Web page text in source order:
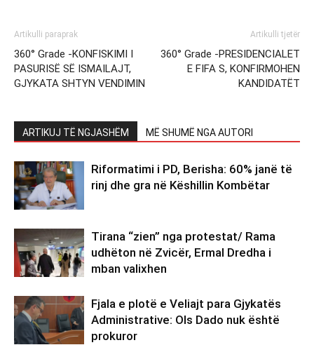
Artikulli paraprak
360° Grade -KONFISKIMI I
PASURISË SË ISMAILAJT,
GJYKATA SHTYN VENDIMIN
Artikulli tjetër
360° Grade -PRESIDENCIALET
E FIFA S, KONFIRMOHEN
KANDIDATËT
ARTIKUJ TË NGJASHËM MË SHUMË NGA AUTORI
Riformatimi i PD, Berisha: 60% janë të
rinj dhe gra në Këshillin Kombëtar
Tirana “zien” nga protestat/ Rama
udhëton në Zvicër, Ermal Dredha i
mban valixhen
Fjala e plotë e Veliajt para Gjykatës
Administrative: Ols Dado nuk është
prokuror